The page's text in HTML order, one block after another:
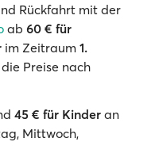
Rückfahrt mit der
ab 60 € für
im Zeitraum 1.
Preise nach
45 € für Kinder an
Mittwoch,